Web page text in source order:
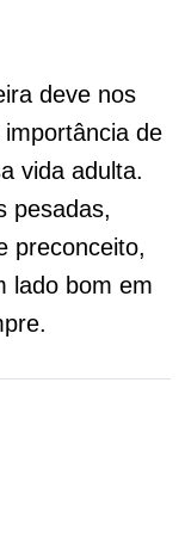
deve nos
de
vida adulta.
pesadas,
preconceito,
lado bom em